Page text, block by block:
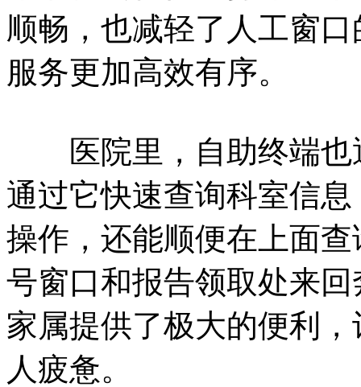
顺畅，也减轻了人工窗
服务更加高效有序。
医院里，自助终端也
通过它快速查询科室信
操作，还能顺便在上面
号窗口和报告领取处来
家属提供了极大的便利
人疲惫。